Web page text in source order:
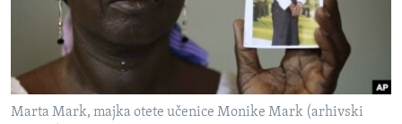
SPORT
INTERVJU
Marta Mark, majka otete učenice Monike Mark (arhivski